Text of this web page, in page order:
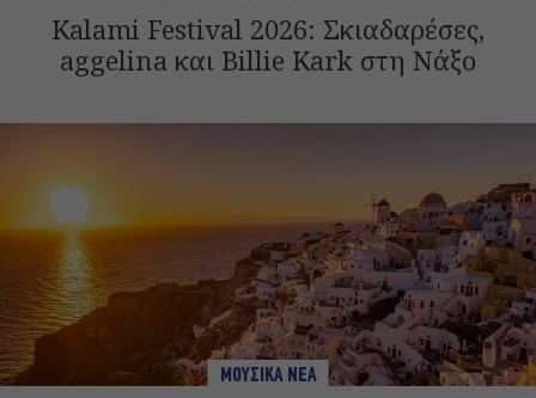
Kalami Festival 2026: Σκιαδαρέσες,
aggelina και Billie Kark στη Νάξο
ΜΟΥΣΙΚΑ ΝΕΑ